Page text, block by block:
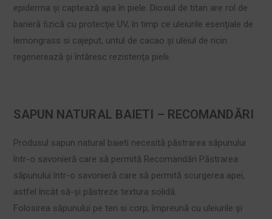
epiderma şi captează apa în piele. Dioxiul de titan are rol de
barieră ﬁzică cu protecţie UV, în timp ce uleiurile esenţiale de
lemongrass si cajeput, untul de cacao şi uleiul de ricin
regenerează şi întăresc rezistenţa pielii.
SAPUN NATURAL BAIETI – RECOMANDĂRI
Produsul sapun natural baieti necesită păstrarea săpunului
într-o savonieră care să permită Recomandări Păstrarea
săpunului într-o savonieră care să permită scurgerea apei,
astfel încât să-şi păstreze textura solidă.
Folosirea săpunului pe ten si corp, împreună cu uleiurile şi